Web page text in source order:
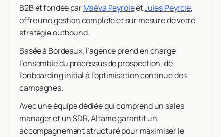
B2B et fondée parMaëva PeyroleetJules Peyrole,
offre une gestion complète et sur mesure de votre
stratégie outbound.
Basée à Bordeaux, l’agence prend en charge
l’ensemble du processus de prospection, de
l'onboarding initial à l’optimisation continue des
campagnes.
Avec une équipe dédiée qui comprend un sales
manager et un SDR, Altame garantit un
accompagnement structuré pour maximiser le